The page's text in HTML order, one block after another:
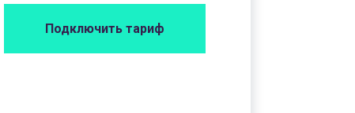
Подключить тариф